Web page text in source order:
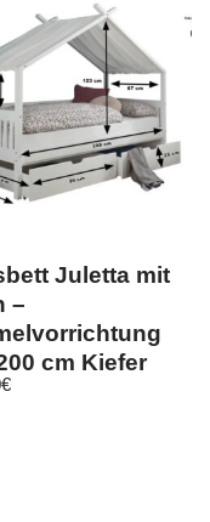
Juletta mit
–
cm Kiefer
weiß
€